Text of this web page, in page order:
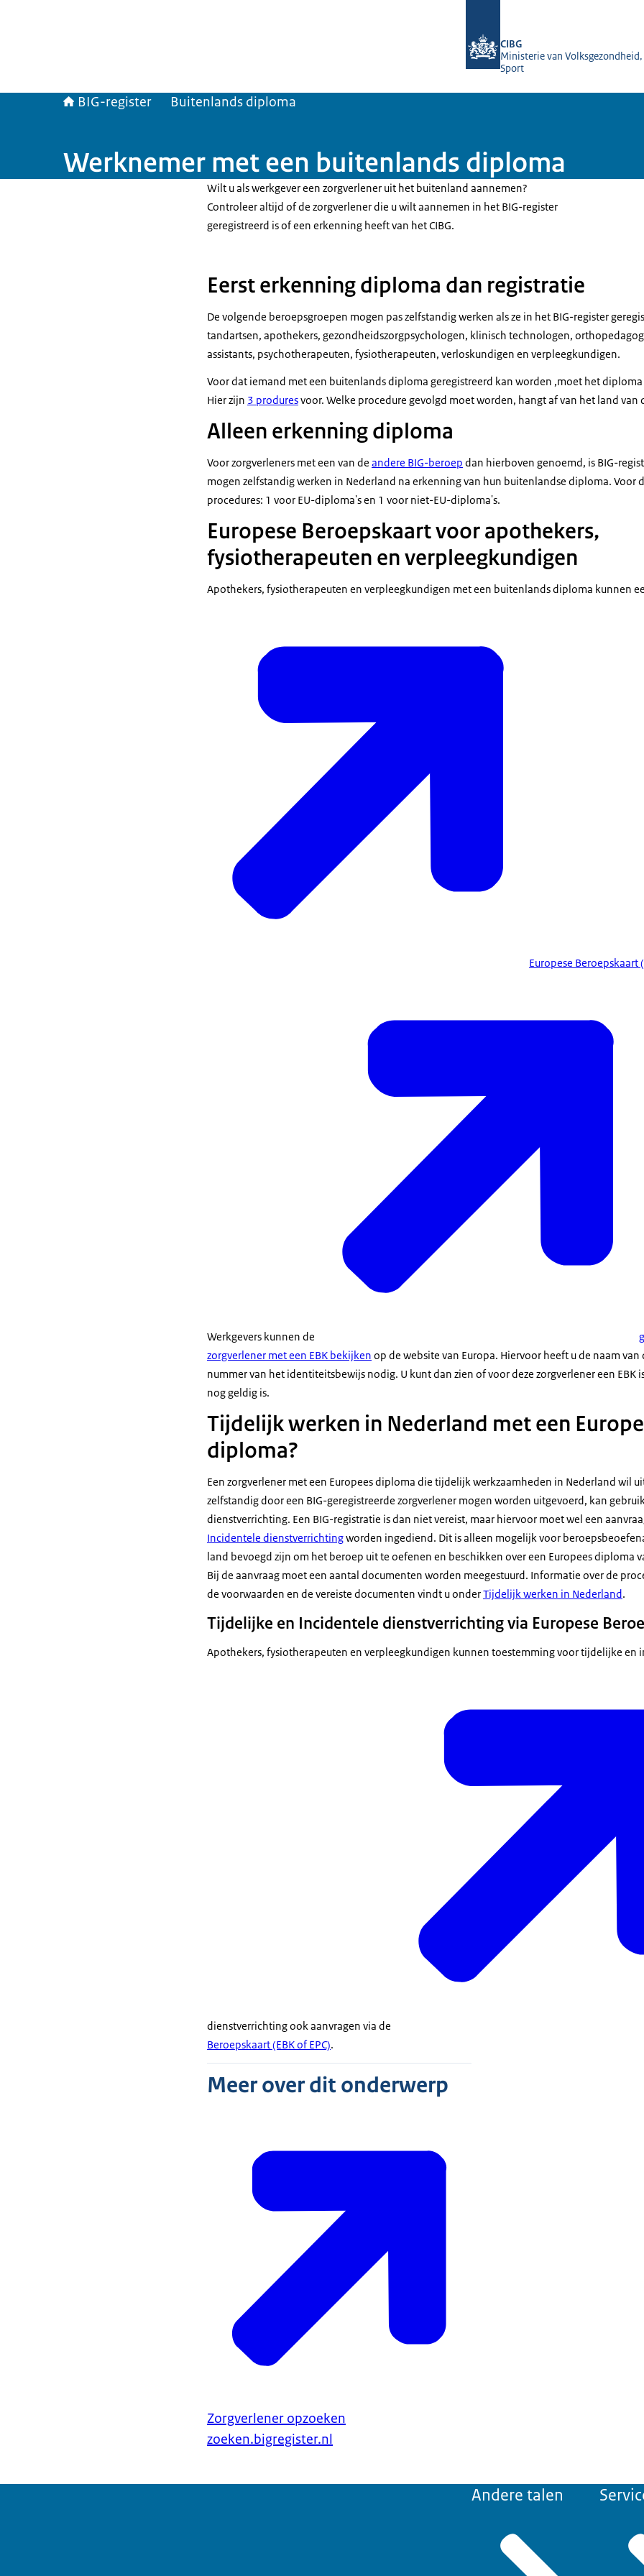
CIBG
Ministerie van
Sport
BIG-register Buitenlands diploma
Werknemer met een buitenlands diploma
Wilt u als werkgever een zorgverlener uit het buitenland aannemen?
Controleer altijd of de zorgverlener die u wilt aannemen in het BIG-register
geregistreerd is of een erkenning heeft van het CIBG.
Eerst erkenning diploma dan registratie
De volgende beroepsgroepen mogen pas zelfstandig werken als ze in het BIG-register
tandartsen, apothekers, gezondheidszorgpsychologen, klinisch technologen,
assistants, psychotherapeuten, fysiotherapeuten, verloskundigen en verpleegkundigen.
Voor dat iemand met een buitenlands diploma geregistreerd kan worden ,moet het
Hier zijn 3 produresvoor. Welke procedure gevolgd moet worden, hangt af van het land van
Alleen erkenning diploma
Voor zorgverleners met een van de andere BIG-beroep dan hierboven genoemd, is BIG-
mogen zelfstandig werken in Nederland na erkenning van hun buitenlandse diploma. Voor
procedures: 1 voor EU-diploma's en 1 voor niet-EU-diploma's.
Europese Beroepskaart voor apothekers,
fysiotherapeuten en verpleegkundigen
Apothekers, fysiotherapeuten en verpleegkundigen met een buitenlands diploma kunnen
Europese Beroepskaart
Werkgevers kunnen de
zorgverlener met een EBK bekijken op de website van Europa. Hiervoor heeft u de naam
nummer van het identiteitsbewijs nodig. U kunt dan zien of voor deze zorgverlener een EBK
nog geldig is.
Tijdelijk werken in Nederland met een
diploma?
Een zorgverlener met een Europees diploma die tijdelijk werkzaamheden in Nederland wil
zelfstandig door een BIG-geregistreerde zorgverlener mogen worden uitgevoerd, kan
dienstverrichting. Een BIG-registratie is dan niet vereist, maar hiervoor moet wel een
Incidentele dienstverrichtingworden ingediend. Dit is alleen mogelijk voor
land bevoegd zijn om het beroep uit te oefenen en beschikken over een Europees diploma
Bij de aanvraag moet een aantal documenten worden meegestuurd. Informatie over de
de voorwaarden en de vereiste documenten vindt u onderTijdelijk werken in Nederland.
Tijdelijke en Incidentele dienstverrichting via Europese
Apothekers, fysiotherapeuten en verpleegkundigen kunnen toestemming voor tijdelijke en
dienstverrichting ook aanvragen via de
Beroepskaart (EBK of EPC).
Meer over dit onderwerp
Zorgverlener opzoeken
zoeken.bigregister.nl
Andere talen